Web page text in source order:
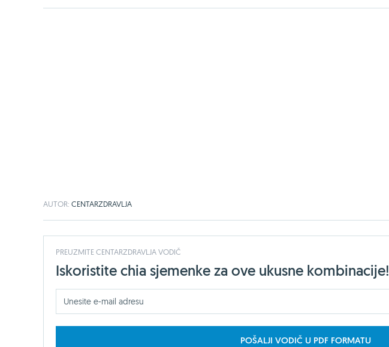
AUTOR: CENTARZDRAVLJA
PREUZMITE CENTARZDRAVLJA VODIČ
Iskoristite chia sjemenke za ove ukusne kombinacije!
POŠALJI VODIČ U PDF FORMATU